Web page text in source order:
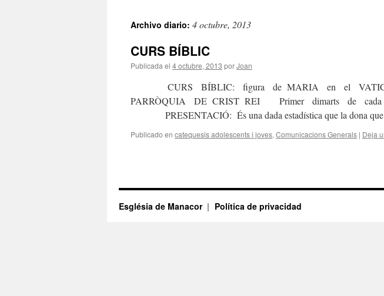
Archivo diario: 4 octubre, 2013
CURS BÍBLIC
Publicada el 4 octubre, 2013 porJoan
CURS BÍBLIC: figura de MARIA en el
PARRÒQUIA DE CRIST REI Primer dimarts de
PRESENTACIÓ: És una dada estadística que la dona
Publicado en catequesis adolescents i joves, Comunicacions Generals | Deja
Església de Manacor Política de privacidad